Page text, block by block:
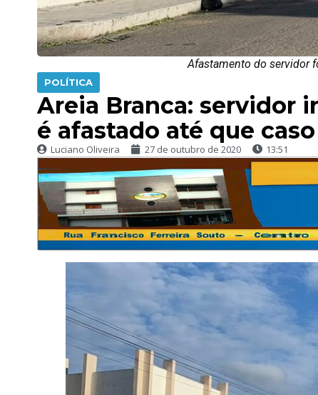
Afastamento do servidor
POLÍTICA
Areia Branca: servidor
é afastado até que
Luciano Oliveira 27 de outubro de 2020 13:51